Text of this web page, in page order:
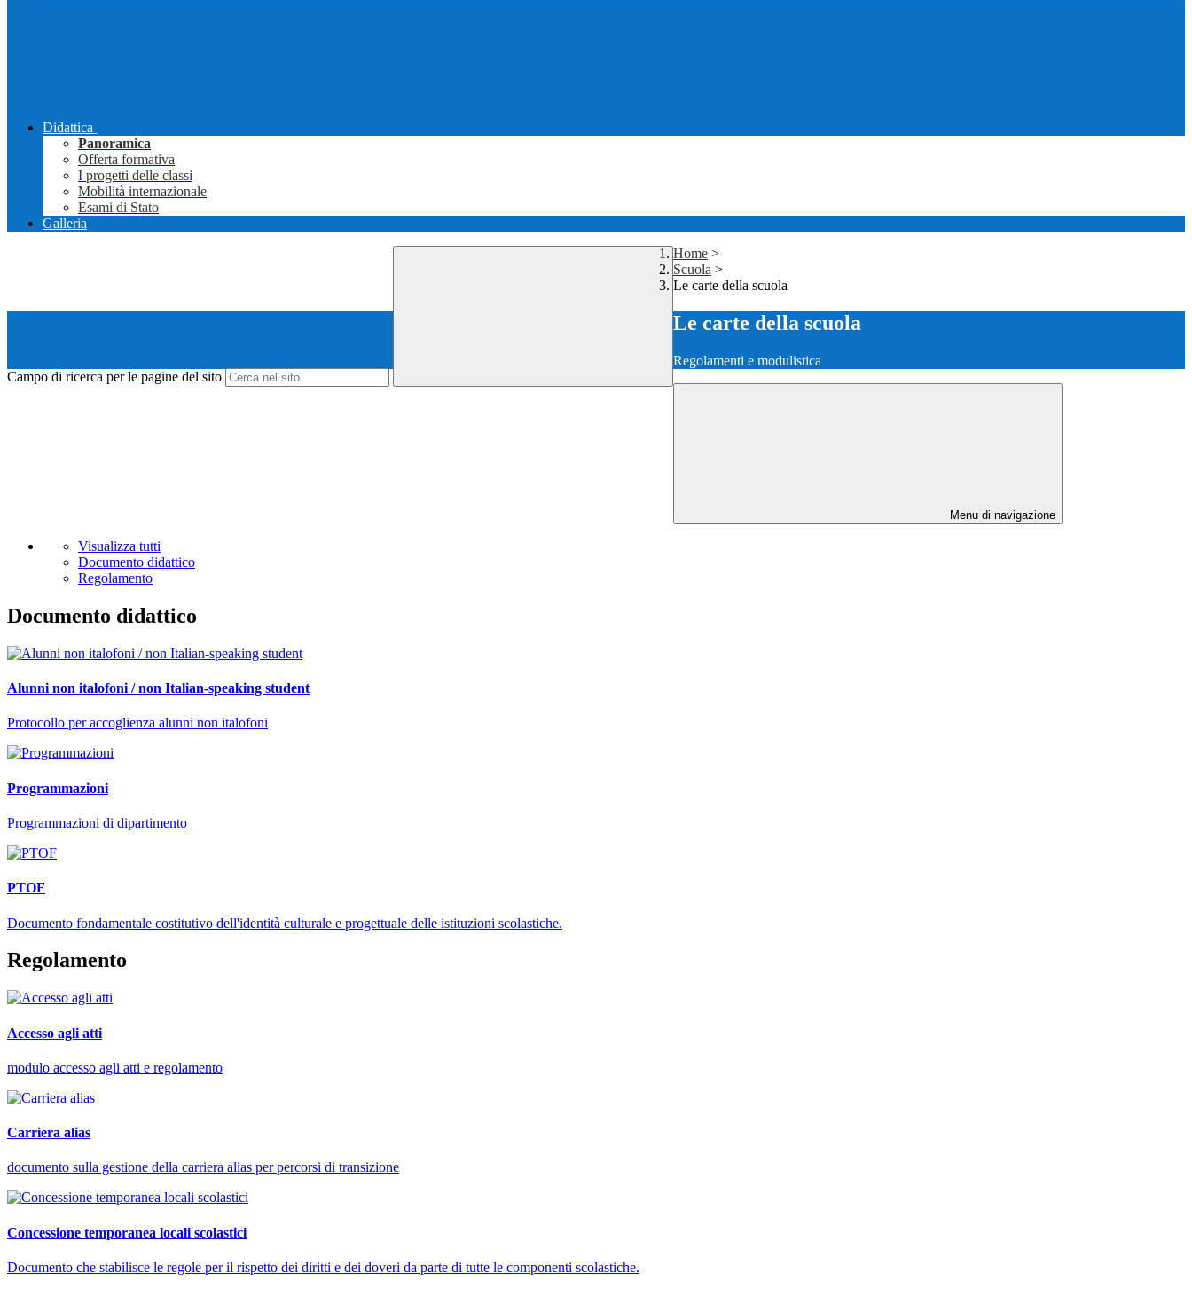
Didattica
Panoramica
Offerta formativa
I progetti delle classi
Mobilità internazionale
Esami di Stato
Galleria
Campo di ricerca per le pagine del sito
Home >
Scuola >
Le carte della scuola
Le carte della scuola
Regolamenti e modulistica
Menu di navigazione
Visualizza tutti
Documento didattico
Regolamento
Documento didattico
Alunni non italofoni / non Italian-speaking student
Protocollo per accoglienza alunni non italofoni
Programmazioni
Programmazioni di dipartimento
PTOF
Documento fondamentale costitutivo dell'identità culturale e progettuale delle istituzioni scolastiche.
Regolamento
Accesso agli atti
modulo accesso agli atti e regolamento
Carriera alias
documento sulla gestione della carriera alias per percorsi di transizione
Concessione temporanea locali scolastici
Documento che stabilisce le regole per il rispetto dei diritti e dei doveri da parte di tutte le componenti scolastiche.